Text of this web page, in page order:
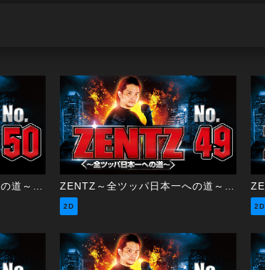
ZENTZ～全ツッパ日本一への道～ 第50話（2/2） ZENTZ～全ツッパ日本一への道～ 第49話（1/2）
2D 2D